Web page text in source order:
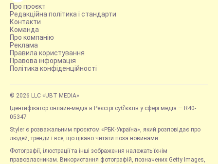
Про проєкт
Редакційна політика і стандарти
Контакти
Команда
Про компанію
Реклама
Правила користування
Правова інформація
Політика конфіденційності
© 2026 LLC «UBT MEDIA»
Ідентифікатор онлайн-медіа в Реєстрі суб’єктів у сфері медіа — R40-
05347
Styler є розважальним проєктом «РБК-Україна», який розповідає про
людей, тренди і все, що цікаво читати поза новинами.
Фотографії, ілюстрації та інші зображення належать їхнім
правовласникам. Використання фотографій, позначених Getty Images,